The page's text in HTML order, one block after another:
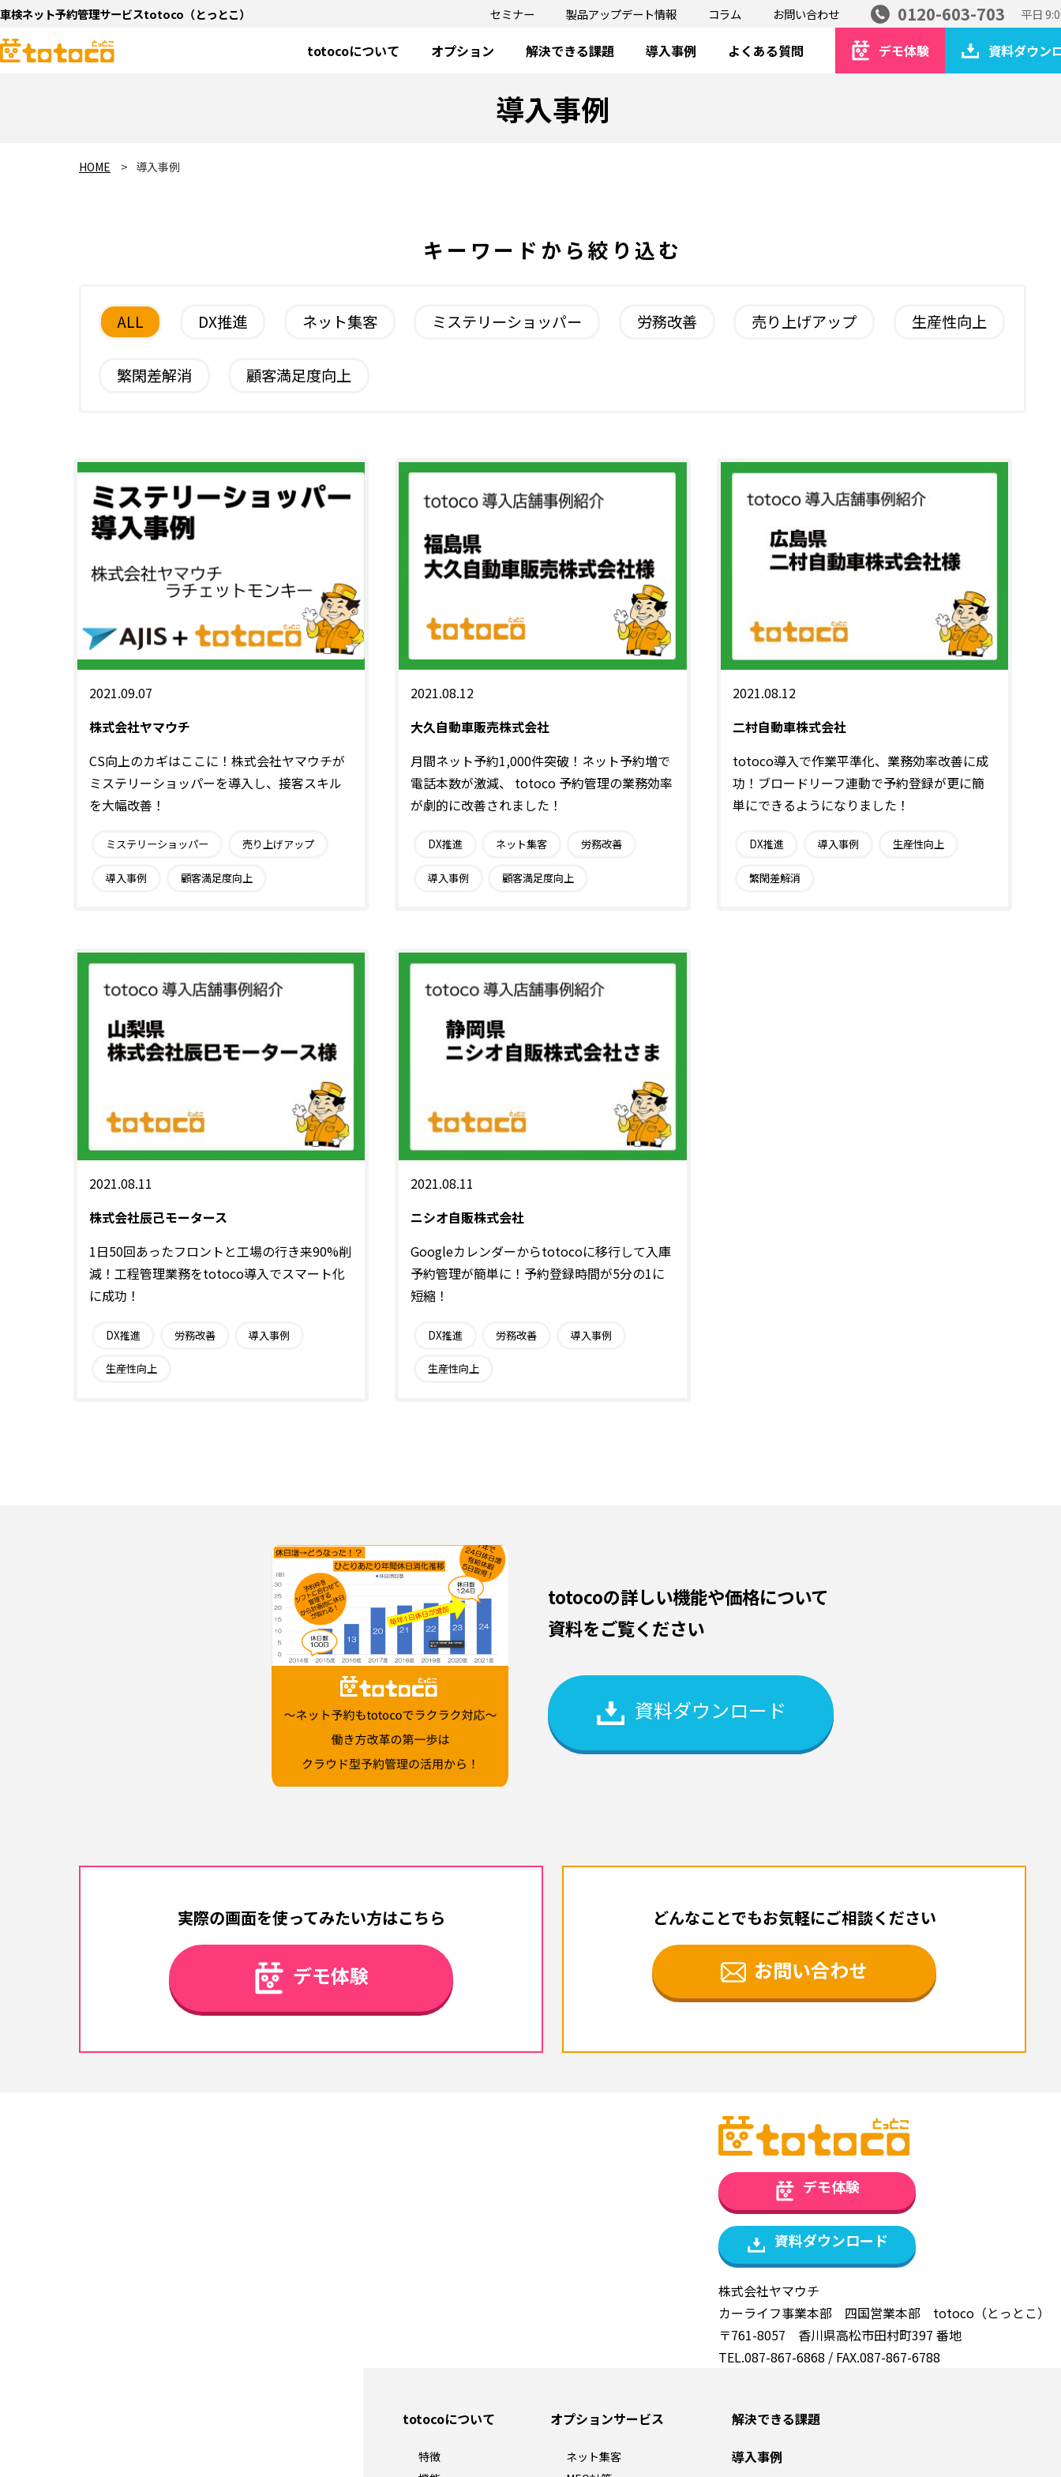
車検ネット予約管理サービスtotoco（とっとこ） セミナー 製品アップデート情報 コラム お問い合わせ 0120-603-703 平日
デモ体験 資料ダウン
totocoについて オプション 解決できる課題 導入事例 よくある質問
導入事例
HOME 導入事例
キーワードから絞り込む
ALL DX推進 ネット集客 ミステリーショッパー 労務改善 売り上げアップ 生産性向上
繁閑差解消 顧客満足度向上
2021.09.07
株式会社ヤマウチ
CS向上のカギはここに！株式会社ヤマウチが
ミステリーショッパーを導入し、接客スキル
を大幅改善！
ミステリーショッパー 売り上げアップ
導入事例 顧客満足度向上
2021.08.12
大久自動車販売株式会社
月間ネット予約1,000件突破！ネット予約増で
電話本数が激減、 totoco 予約管理の業務効率
が劇的に改善されました！
DX推進 ネット集客 労務改善
導入事例 顧客満足度向上
2021.08.12
二村自動車株式会社
totoco導入で作業平準化、業務効率改善に成
功！ブロードリーフ連動で予約登録が更に簡
単にできるようになりました！
DX推進 導入事例 生産性向上
繁閑差解消
2021.08.11
株式会社辰己モータース
1日50回あったフロントと工場の行き来90%削
減！工程管理業務をtotoco導入でスマート化
に成功！
DX推進 労務改善 導入事例
生産性向上
2021.08.11
ニシオ自販株式会社
Googleカレンダーからtotocoに移行して入庫
予約管理が簡単に！予約登録時間が5分の1に
短縮！
DX推進 労務改善 導入事例
生産性向上
totocoの詳しい機能や価格について
資料をご覧ください
資料ダウンロード
実際の画面を使ってみたい方はこちら
デモ体験
どんなことでもお気軽にご相談ください
お問い合わせ
デモ体験
資料ダウンロード
株式会社ヤマウチ
カーライフ事業本部 四国営業本部 totoco（とっとこ）
〒761-8057 香川県高松市田村町397 番地
TEL.087-867-6868 / FAX.087-867-6788
totocoについて
特徴
オプションサービス
ネット集客
解決できる課題
導入事例